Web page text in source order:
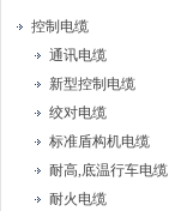
控制电缆
通讯电缆
新型控制电缆
绞对电缆
标准盾构机电缆
耐高,底温行车电缆
耐火电缆